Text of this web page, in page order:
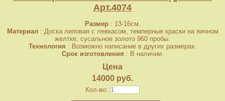
Арт.4074
Размер: 13-16см.
Материал: Доска липовая с левкасом, темперные краски на яичном
желтке, сусальное золото 960 пробы.
Технология : Возможно написание в других размерах.
Срок изготовления : В наличии.
Цена
14000 руб.
Кол-во: